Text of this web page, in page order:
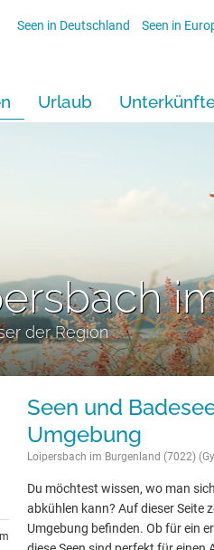
Seen in Deutschland Seen in
Urlaub
der Region
Seen und
Umgebung
Loipersbach im Burgenland (7022)
Du möchtest wissen, wo man
abkühlen kann? Auf dieser Seite
Umgebung befinden. Ob für ein